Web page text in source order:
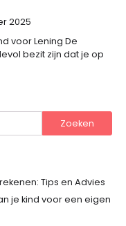
2025
voor Lening De
bezit zijn dat je op
Zoeken
Tips en Advies
je kind voor een eigen